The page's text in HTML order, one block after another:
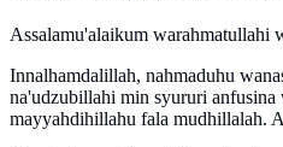
Assalamu'alaikum warahmatullahi
Innalhamdalillah, nahmaduhu
na'udzubillahi min syururi anfusina
mayyahdihillahu fala mudhillalah.